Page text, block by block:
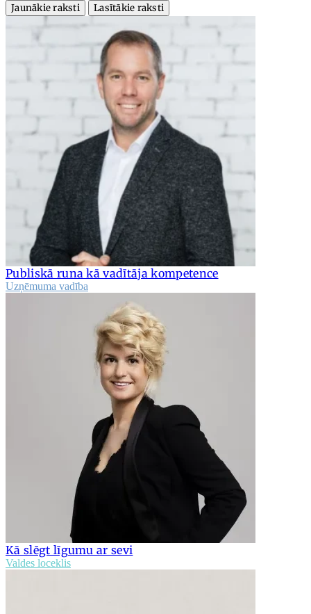
Jaunākie raksti
Lasītākie raksti
Publiskā runa kā vadītāja kompetence
Uzņēmuma vadība
Kā slēgt līgumu ar sevi
Valdes loceklis